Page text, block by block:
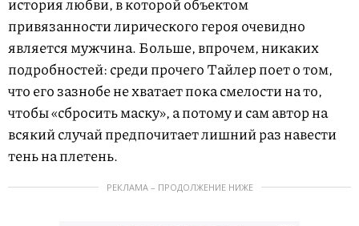
история любви, в которой объектом
привязанности лирического героя очевидно
является мужчина. Больше, впрочем, никаких
подробностей: среди прочего Тайлер поет о том,
что его зазнобе не хватает пока смелости на то,
чтобы «сбросить маску», а потому и сам автор на
всякий случай предпочитает лишний раз навести
тень на плетень.
РЕКЛАМА – ПРОДОЛЖЕНИЕ НИЖЕ